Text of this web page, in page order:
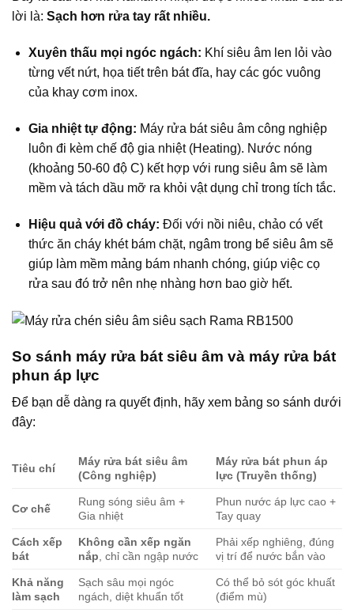
lời là: Sạch hơn rửa tay rất nhiều.
Xuyên thấu mọi ngóc ngách: Khí siêu âm len lỏi vào
từng vết nứt, họa tiết trên bát đĩa, hay các góc vuông
của khay cơm inox.
Gia nhiệt tự động: Máy rửa bát siêu âm công nghiệp
luôn đi kèm chế độ gia nhiệt (Heating). Nước nóng
(khoảng 50-60 độ C) kết hợp với rung siêu âm sẽ làm
mềm và tách dầu mỡ ra khỏi vật dụng chỉ trong tích tắc.
Hiệu quả với đồ cháy: Đối với nồi niêu, chảo có vết
thức ăn cháy khét bám chặt, ngâm trong bể siêu âm sẽ
giúp làm mềm mảng bám nhanh chóng, giúp việc cọ
rửa sau đó trở nên nhẹ nhàng hơn bao giờ hết.
So sánh máy rửa bát siêu âm và máy rửa bát
phun áp lực
Để bạn dễ dàng ra quyết định, hãy xem bảng so sánh dưới
đây:
Tiêu chí
Máy rửa bát siêu âm
(Công nghiệp)
Máy rửa bát phun áp
lực (Truyền thống)
Cơ chế
Rung sóng siêu âm +
Gia nhiệt
Phun nước áp lực cao +
Tay quay
Cách xếp
bát
Không cần xếp ngăn
nắp , chỉ cần ngập nước
Phải xếp nghiêng, đúng
vị trí để nước bắn vào
Khả năng
làm sạch
Sạch sâu mọi ngóc
ngách, diệt khuẩn tốt
Có thể bỏ sót góc khuất
(điểm mù)